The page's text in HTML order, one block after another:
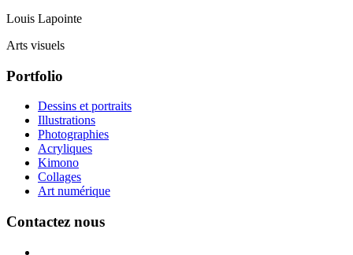
Louis Lapointe
Arts visuels
Portfolio
Dessins et portraits
Illustrations
Photographies
Acryliques
Kimono
Collages
Art numérique
Contactez nous